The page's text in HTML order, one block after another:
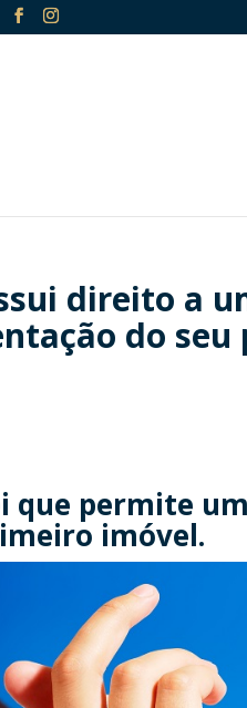
direito a
do
que permite
imóvel.